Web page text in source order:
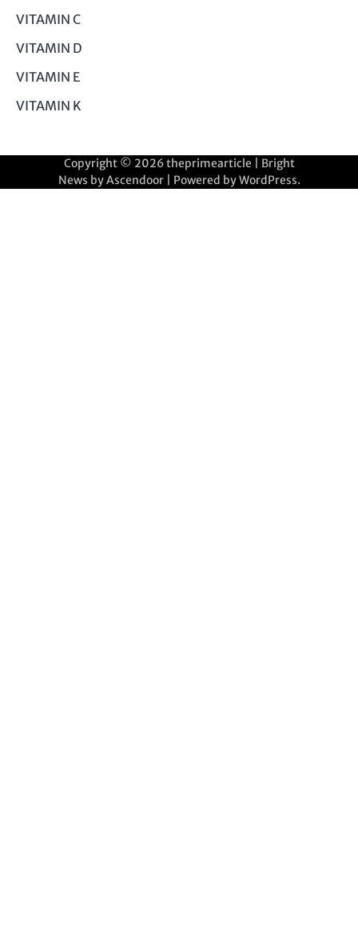
VITAMIN C
VITAMIN D
VITAMIN E
VITAMIN K
Copyright © 2026theprimearticle | Bright
News byAscendoor| Powered byWordPress.